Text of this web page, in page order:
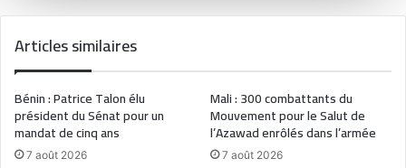
Articles similaires
Bénin : Patrice Talon élu
président du Sénat pour un
mandat de cinq ans
7 août 2026
Mali : 300 combattants du
Mouvement pour le Salut de
l’Azawad enrôlés dans l’armée
7 août 2026